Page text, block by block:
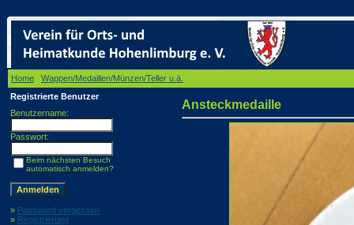
Home Wappen/Medaillen/Münzen/Teller u.ä.
Registrierte Benutzer
Benutzername:
Passwort:
Beim nächsten Besuch
automatisch anmelden?
» Password vergessen
» Registrierung
Ansteckmedaille